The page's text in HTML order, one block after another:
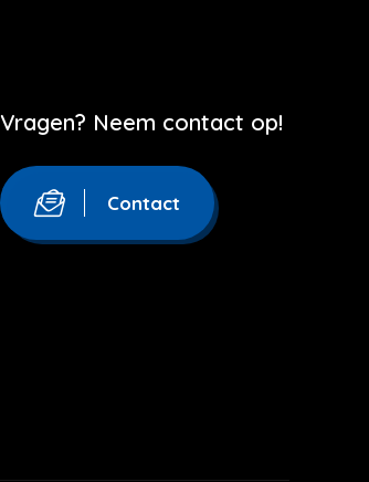
Vragen? Neem contact op!
Contact